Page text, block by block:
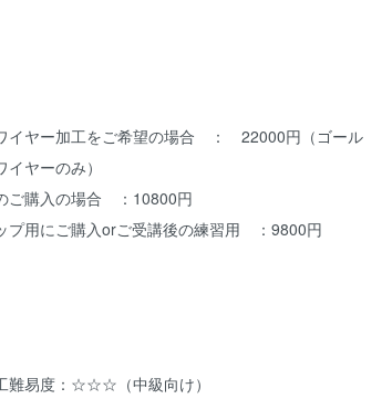
イヤー加工をご希望の場合 ： 22000円（ゴール
イヤーのみ）
ご購入の場合 ：10800円
プ用にご購入orご受講後の練習用 ：9800円
難易度：☆☆☆（中級向け）